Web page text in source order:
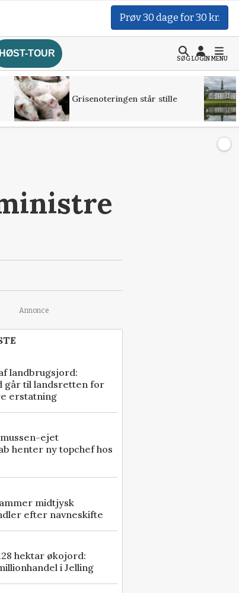
Prøv 30 dage for 30 kr.
HØST-TOUR
SØGLOGINMENU
Grisenoteringen står stille
Annonce
landbrugsjord:
går til landsretten for
erstatning
ejet
henter ny topchef hos
midtjysk
efter navneskifte
hektar økojord:
i Jelling